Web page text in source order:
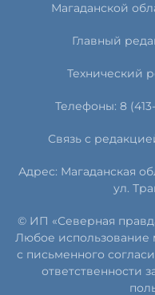
Магаданской
Главный
Технический
Телефоны: 8 (413-
Связь с
Адрес: Магаданская
ул.
© ИП «Северная
Любое использование
с письменного
ответственности